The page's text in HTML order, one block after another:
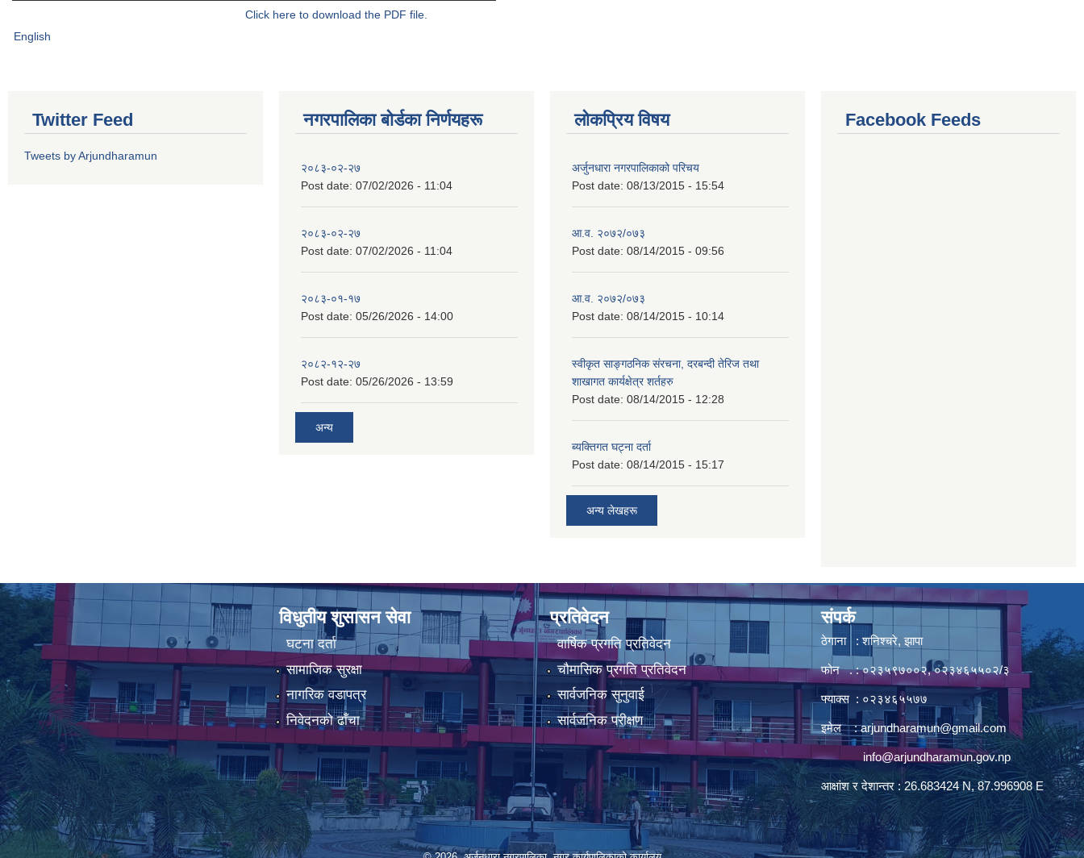
Click here to download the PDF file.
English
Twitter Feed
Tweets by Arjundharamun
नगरपालिका बाेर्डका निर्णयहरू
२०८३-०२-२७
Post date: 07/02/2026 - 11:04
२०८३-०२-२७
Post date: 07/02/2026 - 11:04
२०८३-०१-१७
Post date: 05/26/2026 - 14:00
२०८२-१२-२७
Post date: 05/26/2026 - 13:59
अन्य
लोकप्रिय विषय
अर्जुनधारा नगरपालिकाको परिचय
Post date: 08/13/2015 - 15:54
आ.व. २०७२/०७३
Post date: 08/14/2015 - 09:56
आ.व. २०७२/०७३
Post date: 08/14/2015 - 10:14
स्वीकृत साङ्गठनिक संरचना, दरबन्दी तेरिज तथा
शाखागत कार्यक्षेत्र शर्तहरु
Post date: 08/14/2015 - 12:28
ब्यक्तिगत घट्ना दर्ता
Post date: 08/14/2015 - 15:17
अन्य लेखहरू
Facebook Feeds
विधुतीय शुसासन सेवा
घटना दर्ता
सामाजिक सुरक्षा
नागरिक वडापत्र
निवेदनको ढाँचा
प्रतिवेदन
वार्षिक प्रगति प्रतिवेदन
चौमासिक प्रगति प्रतिवेदन
सार्वजनिक सुनुवाई
सार्वजनिक परीक्षण
संपर्क
ठेगाना : शनिश्चरे, झापा
फोन . : ०२३५९७००२, ०२३४६५५०२/३
फ्याक्स : ०२३४६५५७७
इमेल :arjundharamun@gmail.com
info@arjundharamun.gov.np
आक्षांश र देशान्तर : 26.683424 N, 87.996908 E